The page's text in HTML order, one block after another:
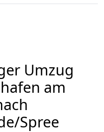
Umzug
am
Spree